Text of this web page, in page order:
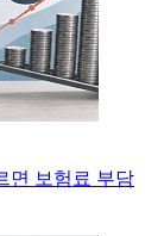
면 보험료 부담